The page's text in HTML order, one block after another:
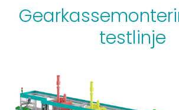
testlinje